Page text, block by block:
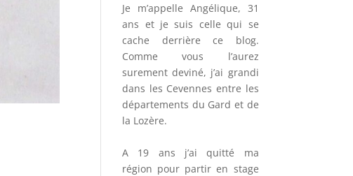
Je m’appelle Angélique, 31
ans et je suis celle qui se
cache derrière ce blog.
Comme vous l’aurez
surement deviné, j’ai grandi
dans les Cevennes entre les
départements du Gard et de
la Lozère.
A 19 ans j’ai quitté ma
région pour partir en stage